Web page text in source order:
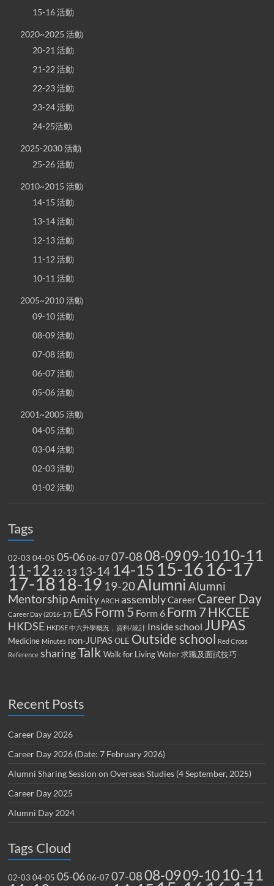
15-16 活動
2020~2025 活動
20-21 活動
21-22 活動
22-23 活動
23-24 活動
24-25活動
2025-2030 活動
25-26 活動
2010~2015 活動
14-15 活動
13-14 活動
12-13 活動
11-12 活動
10-11 活動
2005~2010 活動
09-10 活動
08-09 活動
07-08 活動
06-07 活動
05-06 活動
2001~2005 活動
04-05 活動
03-04 活動
02-03 活動
01-02 活動
Tags
02-03 04-05 05-06 06-07 07-0808-0909-10 10-11
11-12 12-13 13-14 14-15 15-16 16-17
17-18 18-19 19-20Alumni Alumni
MentorshipAmity ARCH assemblyCareer Career Day
Career Day (2016-17) EAS Form 5 Form 6 Form 7HKCEE
HKDSE HKDSE 中六升學概況，資料/統計 Inside school JUPAS
Medicine Minutes non-JUPAS OLE Outside school
Red Cross
Reference sharingTalk Walk for Living Water 求職及面試技巧
Recent Posts
Career Day 2026
Career Day 2026 (Date: 7 February 2026)
Alumni Sharing Session on Overseas Studies (4 September, 2025)
Career Day 2025
Alumni Day 2024
Tags Cloud
02-03 04-05 05-06 06-07 07-0808-0909-10 10-11